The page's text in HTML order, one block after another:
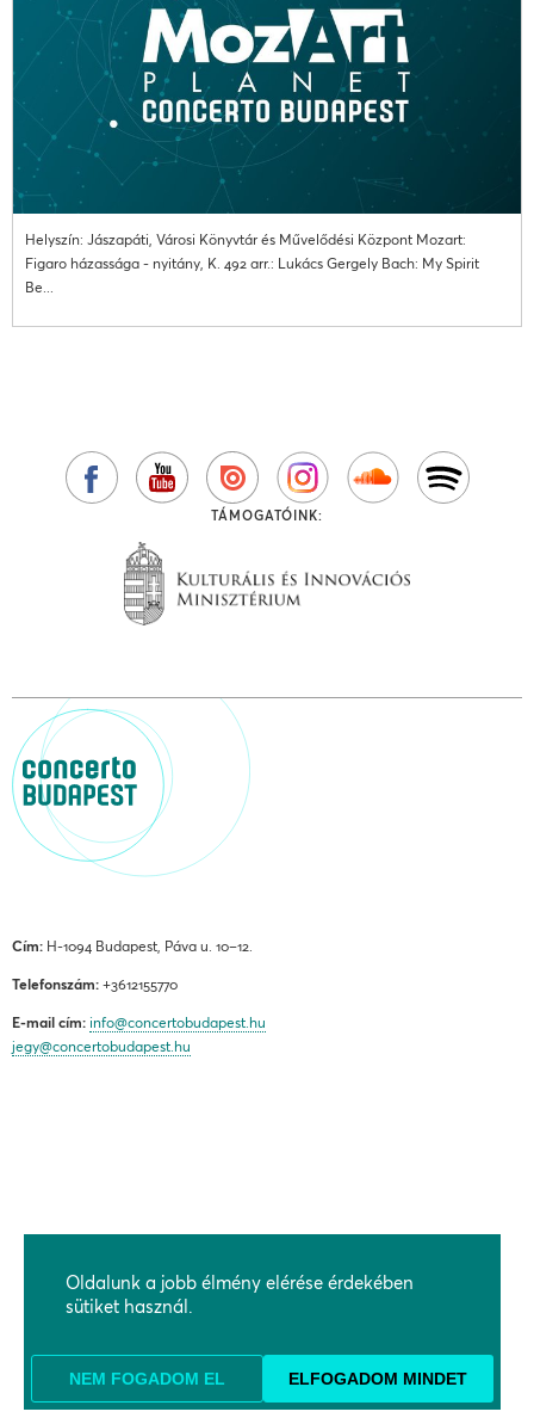
Helyszín: Jászapáti, Városi Könyvtár és Művelődési Központ Mozart:
Figaro házassága - nyitány, K. 492 arr.: Lukács Gergely Bach: My Spirit
Be...
TÁMOGATÓINK:
Cím: H-1094 Budapest, Páva u. 10–12.
Telefonszám: +3612155770
E-mail cím: info@concertobudapest.hu
jegy@concertobudapest.hu
ADATKEZELÉSI ÉS ADATVÉDELMI TÁJÉKOZTATÓ
BEJELENTÉSI RENDSZEREK
TÁMOGATÓK
PARTNEREK
Oldalunk a jobb élmény elérése érdekében
sütiket használ.
NEM FOGADOM EL ELFOGADOM MINDET